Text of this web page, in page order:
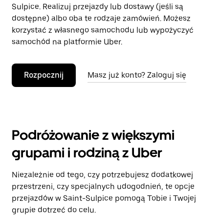
Sulpice. Realizuj przejazdy lub dostawy (jeśli są
dostępne) albo oba te rodzaje zamówień. Możesz
korzystać z własnego samochodu lub wypożyczyć
samochód na platformie Uber.
Rozpocznij Masz już konto? Zaloguj się
Podróżowanie z większymi
grupami i rodziną z Uber
Niezależnie od tego, czy potrzebujesz dodatkowej
przestrzeni, czy specjalnych udogodnień, te opcje
przejazdów w Saint-Sulpice pomogą Tobie i Twojej
grupie dotrzeć do celu.